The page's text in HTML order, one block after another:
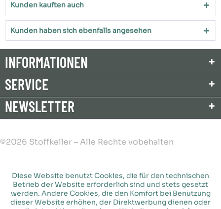
Kunden kauften auch
Kunden haben sich ebenfalls angesehen
INFORMATIONEN
SERVICE
NEWSLETTER
©2026 Stoffkeller – Alle Rechte vobehalten
Diese Website benutzt Cookies, die für den technischen
Betrieb der Website erforderlich sind und stets gesetzt
werden. Andere Cookies, die den Komfort bei Benutzung
dieser Website erhöhen, der Direktwerbung dienen oder